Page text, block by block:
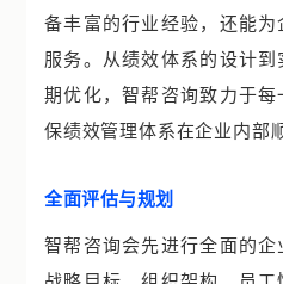
备丰富的行业经验，还能
服务。从绩效体系的设计
期优化，智帮咨询致力于
保绩效管理体系在企业内部
全面评估与规划
智帮咨询会先进行全面的